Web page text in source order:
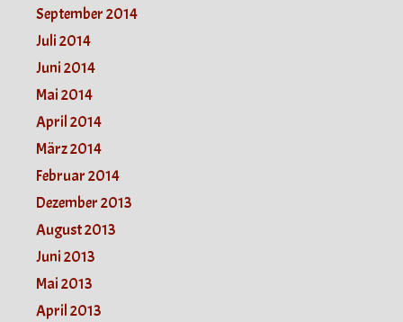
September 2014
Juli 2014
Juni 2014
Mai 2014
April 2014
März 2014
Februar 2014
Dezember 2013
August 2013
Juni 2013
Mai 2013
April 2013